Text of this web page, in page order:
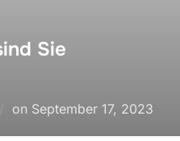
Sie
on Posted
September 17, 2023